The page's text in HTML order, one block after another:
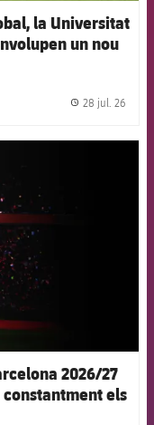
la Universitat
un nou
28 jul. 26
2026/27
els